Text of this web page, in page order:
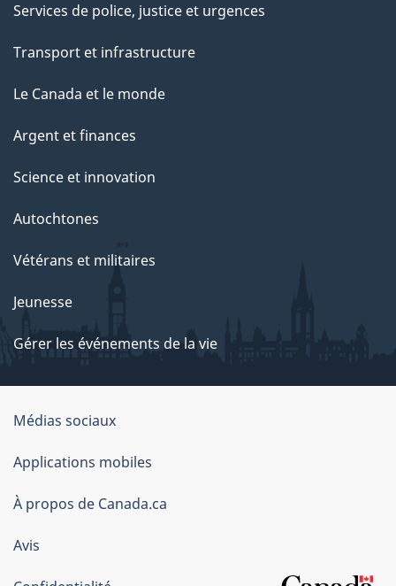
Services de police, justice et urgences
Transport et infrastructure
Le Canada et le monde
Argent et finances
Science et innovation
Autochtones
Vétérans et militaires
Jeunesse
Gérer les événements de la vie
Organisation
du
gouvernement
du
Canada
Médias sociaux
Applications mobiles
À propos de Canada.ca
Avis